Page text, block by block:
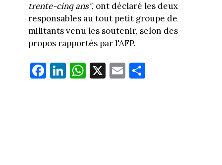
trente-cinq ans", ont déclaré les deux
responsables au tout petit groupe de
militants venu les soutenir, selon des
propos rapportés par l'AFP.
Fa
ce
Li
nk
W
ha
X E
m
Pa